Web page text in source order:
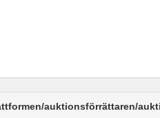
auktionsförrättaren/